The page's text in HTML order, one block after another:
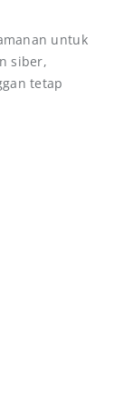
untuk
siber,
tetap